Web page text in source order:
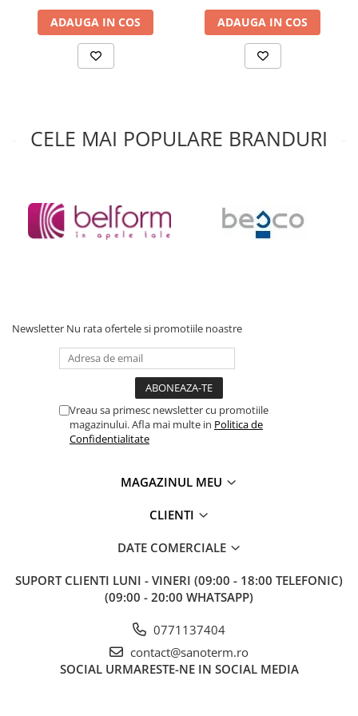
Baterii cu dus extractabil
Baterii cu pipa flexibila
Chiuvete bucatarie
Seturi chiuvete si baterii
Distribuitoare
Grup amestec
Teava PE-RT PE-XA
Accesorii incalzire
Echipamente de incalzire
Termoseminee pe peleti/lemn
Robineti calorifer
ADAUGA IN COS ADAUGA IN COS
CELE MAI POPULARE BRANDURI
Newsletter Nu rata ofertele si promotiile noastre
Vreau sa primesc newsletter cu promotiile
magazinului. Afla mai multe in Politica de
Confidentialitate
MAGAZINUL MEU
CLIENTI
DATE COMERCIALE
SUPORT CLIENTI LUNI - VINERI (09:00 - 18:00 TELEFONIC)
(09:00 - 20:00 WHATSAPP)
0771137404
contact@sanoterm.ro
SOCIAL URMARESTE-NE IN SOCIAL MEDIA